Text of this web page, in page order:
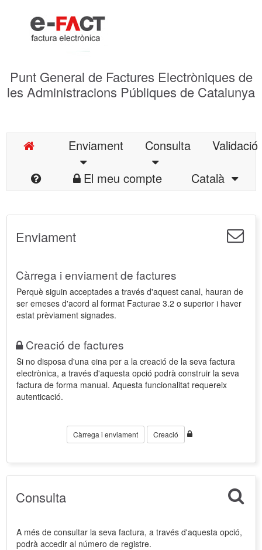
Punt General de Factures Electròniques de
les Administracions Públiques de Catalunya
Enviament Consulta
Validació
El meu compte
Català
Enviament
Càrrega i enviament de factures
Perquè siguin acceptades a través d'aquest canal, hauran de
ser emeses d'acord al format Facturae 3.2 o superior i haver
estat prèviament signades.
Creació de factures
Si no disposa d'una eina per a la creació de la seva factura
electrònica, a través d'aquesta opció podrà construir la seva
factura de forma manual. Aquesta funcionalitat requereix
autenticació.
Càrrega i enviament Creació
Consulta
A més de consultar la seva factura, a través d'aquesta opció,
podrà accedir al número de registre.